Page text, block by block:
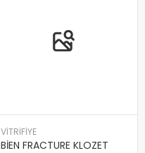
VİTRİFİYE
BİEN FRACTURE KLOZET